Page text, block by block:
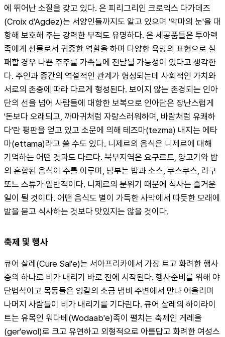
에 뛰어난 소질을 갖고 있다. 은 피리그리인 크로익스 다가데즈
(Croix d'Agdez)는 서양인들까지도 알고 있으며 '악마의 눈'을 대
항해 보호해 주는 강력한 부적도 유명하다. 은 세공품들은 투아렉
족에게 선물로서 귀중한 역할을 하며 다양한 욕망의 표현으로 실
패할 경우 나쁜 주주를 가족들에 전달될 가능성이 있다고 생각한
다. 주인과 종간의 역설적인 관계가 형성되는데 사회적인 가치와
서로의 존중에 따라 다르게 형성된다. 보이지 않는 존경되는 인아
단의 선을 넘어 사람들에 대항한 보복으로 인아단은 장난스럽게
'돈보다 오래되고, 까마귀처럼 자랑스러워하며, 바람처럼 유쾌하
다'란 평판을 얻고 있고 소문에 의해 테즈마(tezma) 내지는 에타
마(ettama)라고 쓸 수도 있다. 니제르의 음식은 니제르에 대해
기억하는 어떤 것과도 다르다. 북부지역은 요구르트, 양고기와 밥
의 혼합된 음식이 주를 이루며, 남부는 밥과 소스, 쿠스쿠스, 라구
또느 스튜가 일반적이다. 니제르의 분위기 때문에 식사는 즐거운
일이 될 것이다. 어떤 음식도 별이 가득한 사막에서 따듯한 모래에
발을 묻고 식사하는 것보다 맛있지는 않을 것이다.
축제 및 행사
큐어 살레(Cure Sal'e)는 서아프리카에서 가장 트고 화려한 행사
중의 하나로 비가 내리기 바로 전에 시작된다. 행사준비를 위해 야
단법석이고 목동들은 잉갈의 소금 냄비 주변에서 만나 어울리며
나머지 사람들이 비가 내리기를 기다린다. 큐어 살레의 하이라이
트는 유목인 워다베(Wodaab'e)족이 펼치는 축제인 게레올
(ger'ewol)로 크고 유연하고 외형적으로 아름답고 화려한 여성스